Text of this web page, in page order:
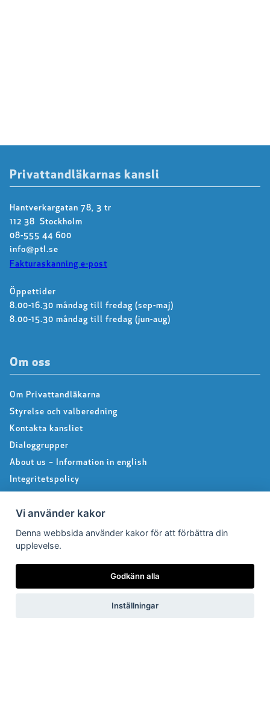
Privattandläkarnas kansli
Hantverkargatan 78, 3 tr
112 38 Stockholm
08-555 44 600
info@ptl.se
Fakturaskanning e-post
Öppettider
8.00-16.30 måndag till fredag (sep-maj)
8.00-15.30 måndag till fredag (jun-aug)
Om oss
Om Privattandläkarna
Styrelse och valberedning
Kontakta kansliet
Dialoggrupper
About us – Information in english
Integritetspolicy
Pressrum
Debattartiklar
Vi använder kakor
Denna webbsida använder kakor för att förbättra din
upplevelse.
Godkänn alla
Inställningar